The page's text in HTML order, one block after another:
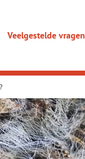
Veelgestelde vragen